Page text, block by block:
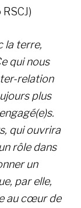
la terre,
qui nous
relation
plus
qui ouvrira
rôle dans
un
par elle,
au cœur de